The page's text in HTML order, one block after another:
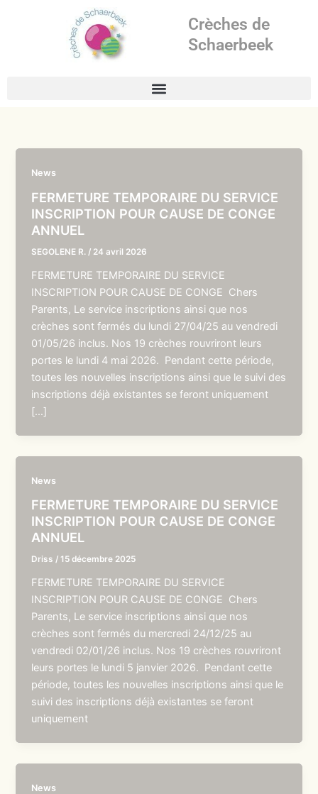
Crèches de
Schaerbeek
News
FERMETURE TEMPORAIRE DU SERVICE
INSCRIPTION POUR CAUSE DE CONGE
ANNUEL
SEGOLENE R. / 24 avril 2026
FERMETURE TEMPORAIRE DU SERVICE
INSCRIPTION POUR CAUSE DE CONGE Chers
Parents, Le service inscriptions ainsi que nos
crèches sont fermés du lundi 27/04/25 au vendredi
01/05/26 inclus. Nos 19 crèches rouvriront leurs
portes le lundi 4 mai 2026. Pendant cette période,
toutes les nouvelles inscriptions ainsi que le suivi des
inscriptions déjà existantes se feront uniquement
[…]
News
FERMETURE TEMPORAIRE DU SERVICE
INSCRIPTION POUR CAUSE DE CONGE
ANNUEL
Driss /15 décembre 2025
FERMETURE TEMPORAIRE DU SERVICE
INSCRIPTION POUR CAUSE DE CONGE Chers
Parents, Le service inscriptions ainsi que nos
crèches sont fermés du mercredi 24/12/25 au
vendredi 02/01/26 inclus. Nos 19 crèches rouvriront
leurs portes le lundi 5 janvier 2026. Pendant cette
période, toutes les nouvelles inscriptions ainsi que le
suivi des inscriptions déjà existantes se feront
uniquement
News